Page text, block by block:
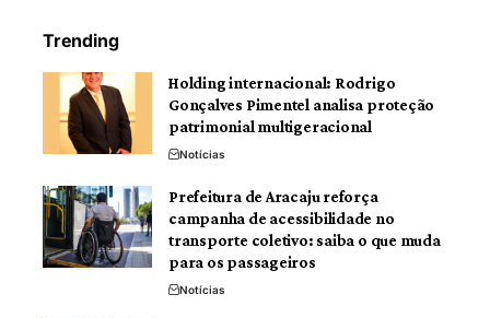
Trending
Holding internacional: Rodrigo
Gonçalves Pimentel analisa proteção
patrimonial multigeracional
Notícias
Prefeitura de Aracaju reforça
campanha de acessibilidade no
transporte coletivo: saiba o que muda
para os passageiros
Notícias